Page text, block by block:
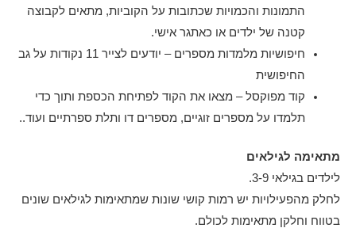
התמונות והכמויות שכתובות על הקוביות, מתאים לקבוצה
קטנה של ילדים או כאתגר אישי.
חיפושיות מלמדות מספרים – יודעים לצייר 11 נקודות על גב
החיפושית
קוד מפוקסל – מצאו את הקוד לפתיחת הכספת ותוך כדי
תלמדו על מספרים זוגיים, מספרים דו ותלת ספרתיים ועוד..
מתאימה לגילאים
לילדים בגילאי 3-9.
לחלק מהפעילויות יש רמות קושי שונות שמתאימות לגילאים שונים
בטווח וחלקן מתאימות לכולם.